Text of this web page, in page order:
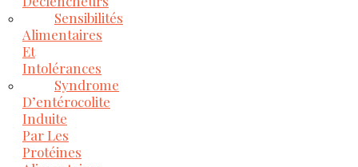
Sensibilités
Alimentaires
Et
Intolérances
Syndrome
D’entérocolite
Induite
Par Les
Protéines